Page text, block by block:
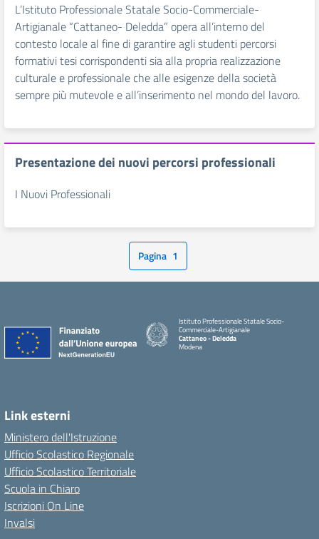
L’Istituto Professionale Statale Socio-Commerciale-
Artigianale “Cattaneo- Deledda” opera all’interno del
contesto locale al fine di garantire agli studenti percorsi
formativi tesi corrispondenti sia alla propria realizzazione
culturale e professionale che alle esigenze della società
sempre più mutevole e all’inserimento nel mondo del lavoro.
Presentazione dei nuovi percorsi professionali
I Nuovi Professionali
Pagina 1
Istituto Professionale Statale Socio-
Commerciale-Artigianale
Cattaneo - Deledda
Modena
Link esterni
Ministero dell'Istruzione
Ufficio Scolastico Regionale
Ufficio Scolastico Territoriale
Scuola in Chiaro
Iscrizioni On Line
Invalsi